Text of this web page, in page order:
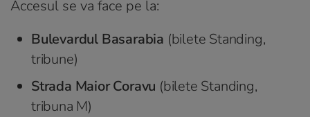
Accesul se va face pe la:
Bulevardul Basarabia (bilete Standing,
tribune)
Strada Maior Coravu (bilete Standing,
tribuna M)